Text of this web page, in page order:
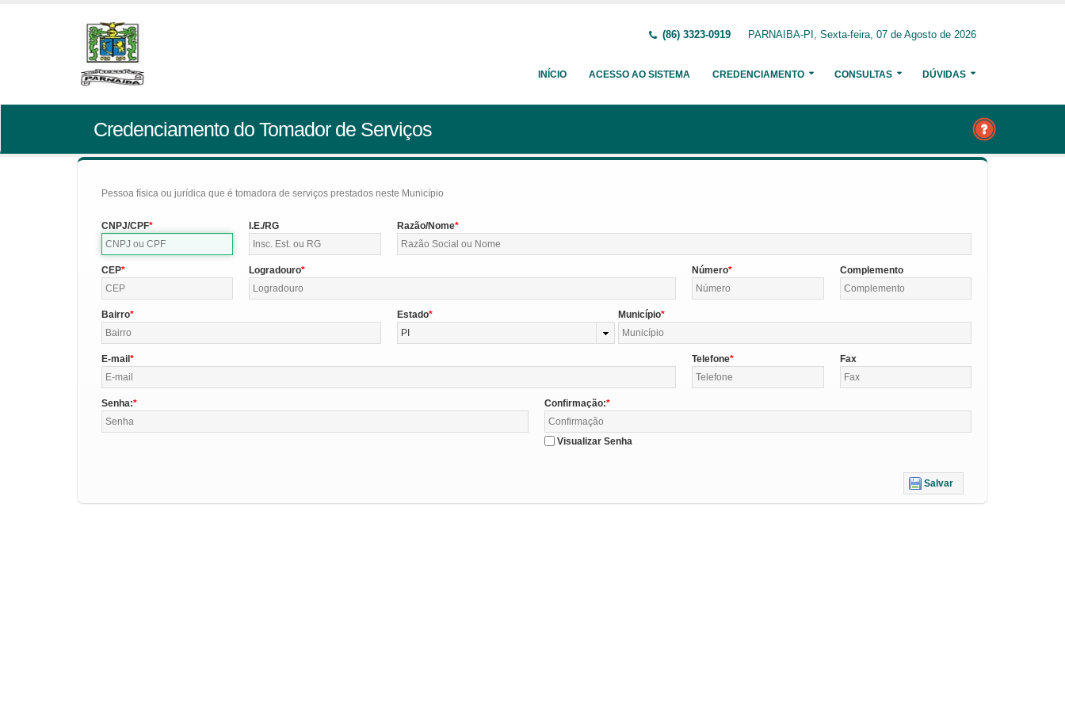
(86) 3323-0919 PARNAIBA-PI, Sexta-feira, 07 de Agosto de 2026
INÍCIO ACESSO AO SISTEMA CREDENCIAMENTO CONSULTAS DÚVIDAS
Credenciamento do Tomador de Serviços
Pessoa física ou jurídica que é tomadora de serviços prestados neste Município
CNPJ/CPF I.E./RG Razão/Nome
CEP Logradouro Número Complemento
Bairro
Estado
PI
Município
E-mail Telefone Fax
Senha: Confirmação:
Visualizar Senha
Salvar